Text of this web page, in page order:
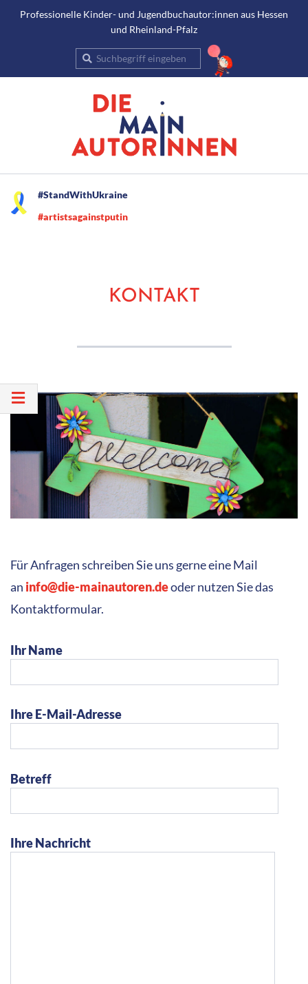
GeheProfessionelle Kinder- und Jugendbuchautor:innen aus Hessen
und Rheinland-Pfalz
Suche
Navigation
#StandWithUkraine
#artistsagainstputin
KONTAKT
Für Anfragen schreiben Sie uns gerne eine Mail
an info@die-mainautoren.deoder nutzen Sie das
Kontaktformular.
Ihr Name
Ihre E-Mail-Adresse
Betreff
Ihre Nachricht